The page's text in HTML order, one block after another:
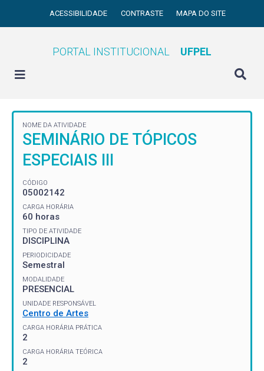
ACESSIBILIDADE CONTRASTE MAPA DO SITE
PORTAL INSTITUCIONAL UFPEL
NOME DA ATIVIDADE
SEMINÁRIO DE TÓPICOS
ESPECIAIS III
CÓDIGO
05002142
CARGA HORÁRIA
60 horas
TIPO DE ATIVIDADE
DISCIPLINA
PERIODICIDADE
Semestral
MODALIDADE
PRESENCIAL
UNIDADE RESPONSÁVEL
Centro de Artes
CARGA HORÁRIA PRÁTICA
2
CARGA HORÁRIA TEÓRICA
2